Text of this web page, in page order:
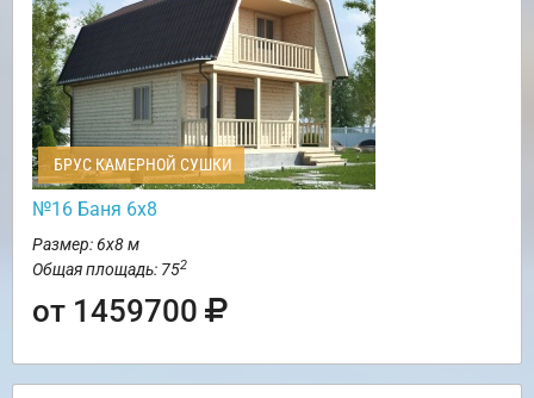
БРУС КАМЕРНОЙ СУШКИ
№16 Баня 6х8
Размер: 6х8 м
Общая площадь: 752
от 1459700